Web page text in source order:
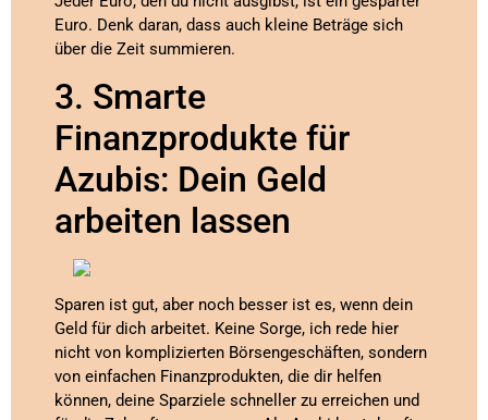
Euro. Denk daran, dass auch kleine Beträge sich
über die Zeit summieren.
3. Smarte
Finanzprodukte für
Azubis: Dein Geld
arbeiten lassen
Sparen ist gut, aber noch besser ist es, wenn dein
Geld für dich arbeitet. Keine Sorge, ich rede hier
nicht von komplizierten Börsengeschäften, sondern
von einfachen Finanzprodukten, die dir helfen
können, deine Sparziele schneller zu erreichen und